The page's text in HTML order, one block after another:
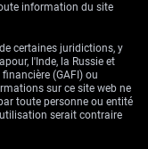
avant la publication de
nous, de courte durée
zone de survente, nous
baissière qu’un
65–69 $ serait, à nos
de spreads baissiers
principales moyennes
information du site
certaines juridictions, y
l'Inde, la Russie et
(GAFI) ou
sur ce site web ne
toute personne ou entité
serait contraire